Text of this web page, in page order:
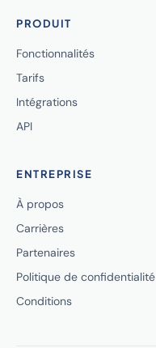
PRODUIT
Fonctionnalités
Tarifs
Intégrations
API
ENTREPRISE
À propos
Carrières
Partenaires
Politique de confidentialité
Conditions